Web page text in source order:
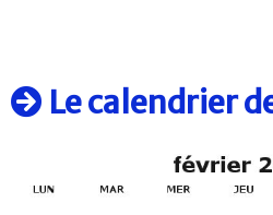
Le calendrier